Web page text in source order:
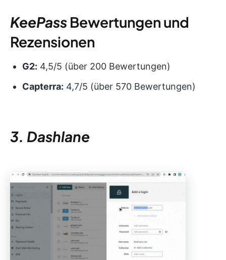
KeePass Bewertungen und
Rezensionen
G2: 4,5/5 (über 200 Bewertungen)
Capterra: 4,7/5 (über 570 Bewertungen)
3. Dashlane